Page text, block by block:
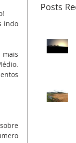
indo
mais
Posts